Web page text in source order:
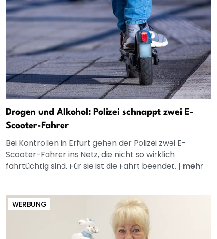
Drogen und Alkohol: Polizei schnappt zwei E-
Scooter-Fahrer
Bei Kontrollen in Erfurt gehen der Polizei zwei E-
Scooter-Fahrer ins Netz, die nicht so wirklich
fahrtüchtig sind. Für sie ist die Fahrt beendet. | mehr
WERBUNG